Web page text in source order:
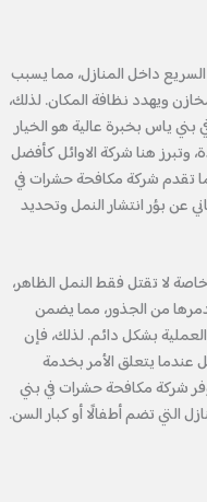
داخل المنازل، مما يسبب
ويهدد نظافة المكان. لذلك،
ياس بخبرة عالية هو الخيار
هنا شركة الاوائل كأفضل
تقدم شركة مكافحة حشرات في
بؤر انتشار النمل وتحديد
لا تقتل فقط النمل الظاهر،
من الجذور، مما يضمن
بشكل دائم. لذلك، فإن
يتعلق الأمر بخدمة
شركة مكافحة حشرات في بني
التي تضم أطفالًا أو كبار السن.